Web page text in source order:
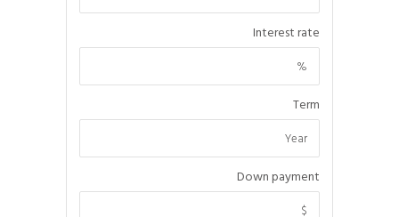
Interest rate
Term
Down payment